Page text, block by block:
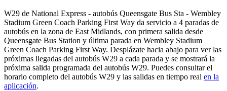
W29 de National Express - autobús Queensgate Bus Sta - Wembley
Stadium Green Coach Parking First Way da servicio a 4 paradas de
autobús en la zona de East Midlands, con primera salida desde
Queensgate Bus Station y última parada en Wembley Stadium
Green Coach Parking First Way. Desplázate hacia abajo para ver las
próximas llegadas del autobús W29 a cada parada y se mostrará la
próxima salida programada del autobús W29. Puedes consultar el
horario completo del autobús W29 y las salidas en tiempo real en la
aplicación.